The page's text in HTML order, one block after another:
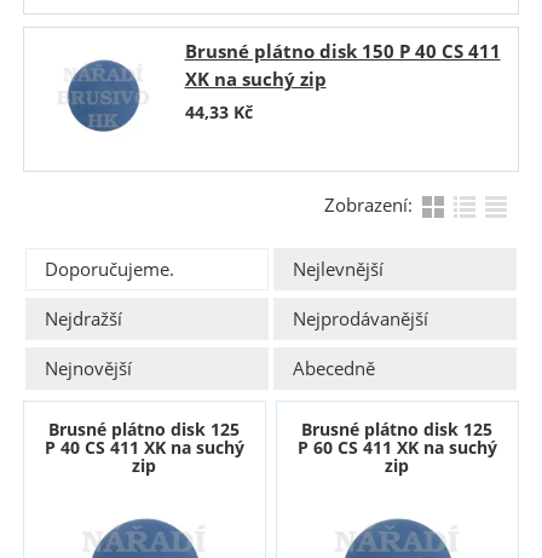
Brusné plátno disk 150 P 40 CS 411
XK na suchý zip
44,33 Kč
Zobrazení:
Doporučujeme.
Nejlevnější
Nejdražší
Nejprodávanější
Nejnovější
Abecedně
Brusné plátno disk 125
P 40 CS 411 XK na suchý
zip
Brusné plátno disk 125
P 60 CS 411 XK na suchý
zip